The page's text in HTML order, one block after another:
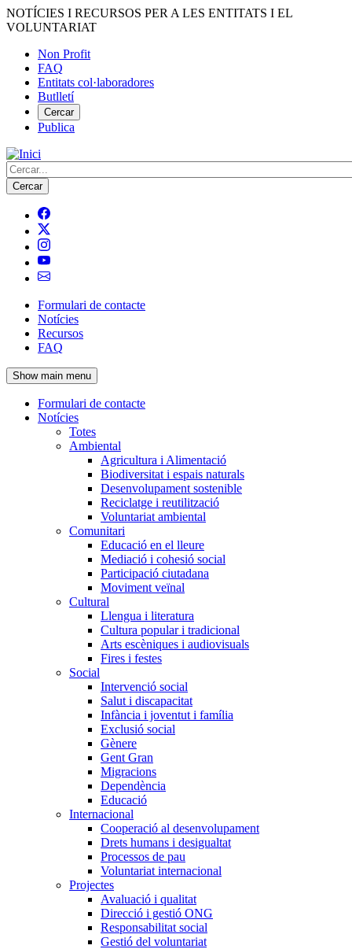
Vés
al
NOTÍCIES I RECURSOS PER A LES ENTITATS I EL
VOLUNTARIAT
Menú
del
compte
d'usuari
Non Profit
FAQ
Entitats col·laboradores
Butlletí
Cercar
Publica
Cerca
Navegació
principal
de
l'encapçalament
Formulari de contacte
Notícies
Recursos
FAQ
Show main menu
Navegació
principal
Formulari de contacte
Notícies
Totes
Ambiental
Agricultura i Alimentació
Biodiversitat i espais naturals
Desenvolupament sostenible
Reciclatge i reutilització
Voluntariat ambiental
Comunitari
Educació en el lleure
Mediació i cohesió social
Participació ciutadana
Moviment veïnal
Cultural
Llengua i literatura
Cultura popular i tradicional
Arts escèniques i audiovisuals
Fires i festes
Social
Intervenció social
Salut i discapacitat
Infància i joventut i família
Exclusió social
Gènere
Gent Gran
Migracions
Dependència
Educació
Internacional
Cooperació al desenvolupament
Drets humans i desigualtat
Processos de pau
Voluntariat internacional
Projectes
Avaluació i qualitat
Direcció i gestió ONG
Responsabilitat social
Gestió del voluntariat